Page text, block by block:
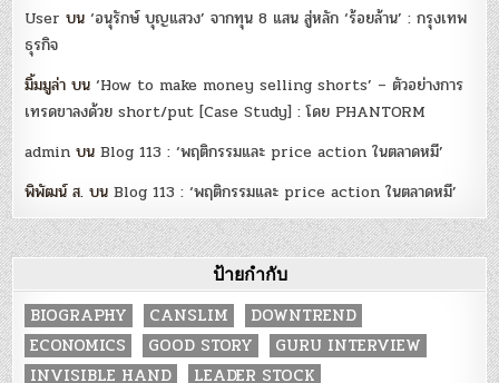
User บน‘อนุรักษ์ บุญแสวง’ จากทุน 8 แสน สู่หลัก ‘ร้อยล้าน’ : กรุงเทพ
ธุรกิจ
มิ้มมูล่า บน‘How to make money selling shorts’ – ตัวอย่างการ
เทรดขาลงด้วย short/put [Case Study] : โดย PHANTORM
admin บนBlog 113 : ‘พฤติกรรมและ price action ในตลาดหมี’
พิพัฒน์ ส. บนBlog 113 : ‘พฤติกรรมและ price action ในตลาดหมี’
ป้ายกำกับ
BIOGRAPHY CANSLIM
DOWNTREND
ECONOMICS
GOOD STORY
GURU INTERVIEW
INVISIBLE HAND
LEADER STOCK